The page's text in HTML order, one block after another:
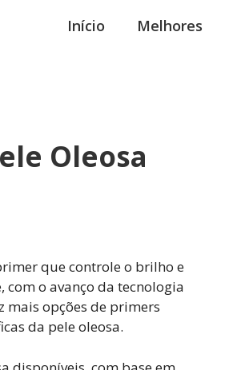
Início Melhores
Oleosa
que controle o brilho e
o avanço da tecnologia
mais opções de primers
da pele oleosa.